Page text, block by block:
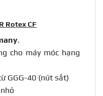
Rotex CF
.
cho máy móc hạng
GGG-40 (nút sắt)